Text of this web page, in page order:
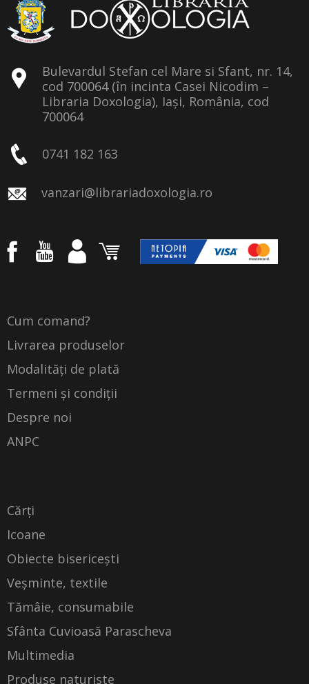
Bulevardul Stefan cel Mare si Sfant, nr. 14,
cod 700064 (în incinta Casei Nicodim –
Libraria Doxologia), Iași, România, cod
700064
0741 182 163
vanzari@librariadoxologia.ro
Cum comand?
Livrarea produselor
Modalități de plată
Termeni și condiții
Despre noi
ANPC
Cărți
Icoane
Obiecte bisericești
Veșminte, textile
Tămâie, consumabile
Sfânta Cuvioasă Parascheva
Multimedia
Produse naturiste